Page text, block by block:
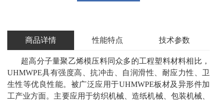
商品详情 性能特点 技术参数
超高分子量聚乙烯模压料同众多的工程塑料材料相比，
UHMWPE具有强度高、抗冲击、自润滑性、耐应力性、卫
生性等优良性能。被广泛应用于UHMWPE板材及异形件加
工产业方面。主要应用于纺织机械、造纸机械、包装机械、